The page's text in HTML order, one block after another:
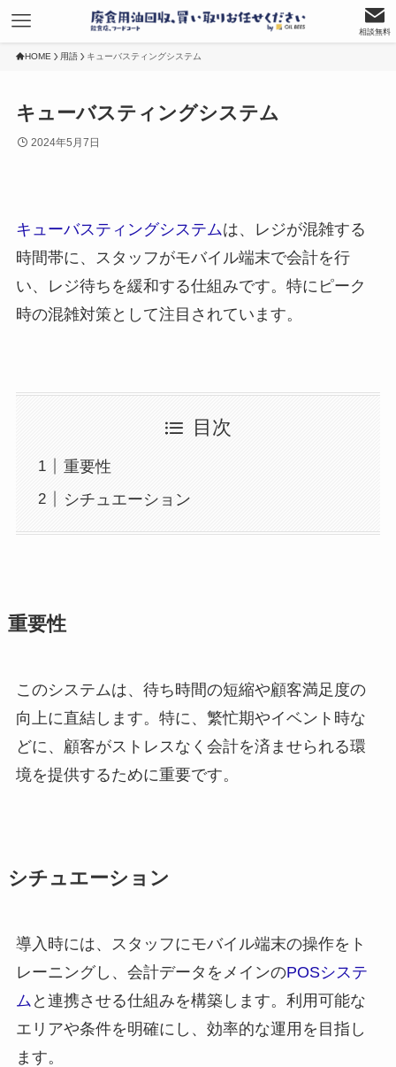
相談無料
HOME 用語 キューバスティングシステム
キューバスティングシステム
2024年5月7日
キューバスティングシステムは、レジが混雑する
時間帯に、スタッフがモバイル端末で会計を行
い、レジ待ちを緩和する仕組みです。特にピーク
時の混雑対策として注目されています。
目次
重要性
シチュエーション
重要性
このシステムは、待ち時間の短縮や顧客満足度の
向上に直結します。特に、繁忙期やイベント時な
どに、顧客がストレスなく会計を済ませられる環
境を提供するために重要です。
シチュエーション
導入時には、スタッフにモバイル端末の操作をト
レーニングし、会計データをメインのPOSシステ
ム と連携させる仕組みを構築します。利用可能な
エリアや条件を明確にし、効率的な運用を目指し
ます。